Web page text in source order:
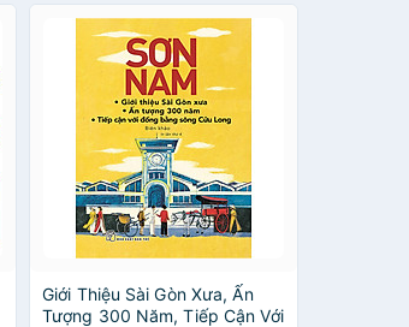
Giới Thiệu Sài Gòn Xưa, Ấn
Tượng 300 Năm, Tiếp Cận Với